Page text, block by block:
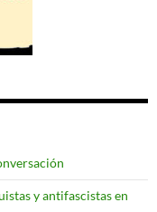
y antifascistas en